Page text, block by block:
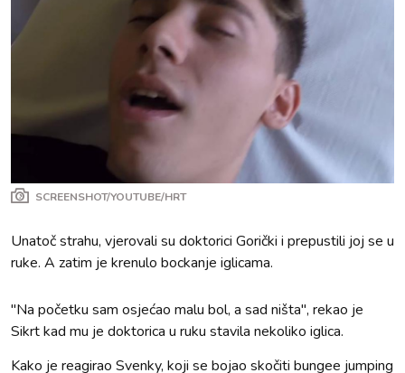
SCREENSHOT/YOUTUBE/HRT
Unatoč strahu, vjerovali su doktorici Gorički i prepustili joj se u
ruke. A zatim je krenulo bockanje iglicama.
"Na početku sam osjećao malu bol, a sad ništa", rekao je
Sikrt kad mu je doktorica u ruku stavila nekoliko iglica.
Kako je reagirao Svenky, koji se bojao skočiti bungee jumping